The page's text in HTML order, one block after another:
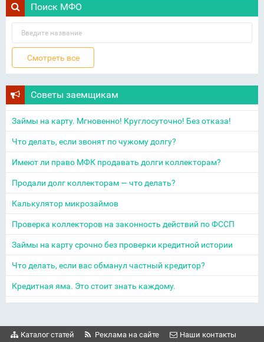
Поиск МФО
Советы заемщикам
Займы на карту. Мгновенно! Круглосуточно! Без отказа!
Что делать, если звонят по чужому долгу?
Имеют ли право МФК продавать долги коллекторам?
Продали долг коллекторам — что делать?
Калькулятор микрозаймов
Проверка коллекторов на законность действий по ФССП
Займы на карту срочно без проверки кредитной истории
Что делать, если вас обманул частный кредитор?
Кредитная яма. Это стоит знать каждому.
Каталог статей Реклама на сайте Наши контакты